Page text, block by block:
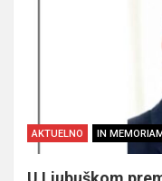
AKTUELNO IN